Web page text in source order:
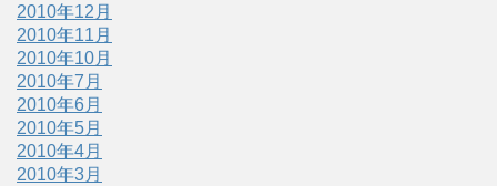
2010年12月
2010年11月
2010年10月
2010年7月
2010年6月
2010年5月
2010年4月
2010年3月